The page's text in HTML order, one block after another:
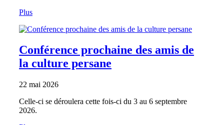
Plus
Conférence prochaine des amis de
la culture persane
22 mai 2026
Celle-ci se déroulera cette fois-ci du 3 au 6 septembre
2026.